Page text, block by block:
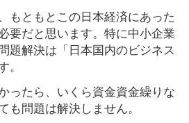
もともとこの日本経済にあった
要だと思います。特に中小企業
題解決は「日本国内のビジネス
ったら、いくら資金資金繰りな
も問題は解決しません。